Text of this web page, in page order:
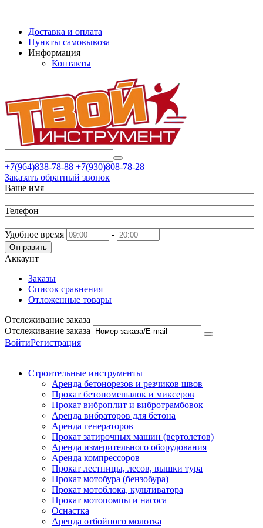
Доставка и оплата
Пункты самовывоза
Информация
Контакты
+7(964)838-78-88 +7(930)808-78-28
Заказать обратный звонок
Ваше имя
Телефон
Удобное время -
Отправить
Аккаунт
Заказы
Список сравнения
Отложенные товары
Отслеживание заказа
Отслеживание заказа
ВойтиРегистрация
Строительные инструменты
Аренда бетонорезов и резчиков швов
Прокат бетономешалок и миксеров
Прокат виброплит и вибротрамбовок
Аренда вибраторов для бетона
Аренда генераторов
Прокат затирочных машин (вертолетов)
Аренда измерительного оборудования
Аренда компрессоров
Прокат лестницы, лесов, вышки тура
Прокат мотобура (бензобура)
Прокат мотоблока, культиватора
Прокат мотопомпы и насоса
Оснастка
Аренда отбойного молотка